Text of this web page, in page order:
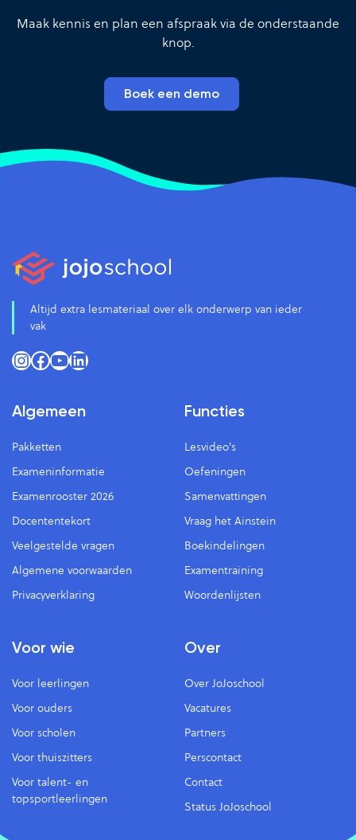
Maak kennis en plan een afspraak via de onderstaande
knop.
Boek een demo
Altijd extra lesmateriaal over elk onderwerp van ieder
vak
Instagram
Facebook
YouTube
LinkedIn
Algemeen
Pakketten
Exameninformatie
Examenrooster 2026
Docententekort
Veelgestelde vragen
Algemene voorwaarden
Privacyverklaring
Functies
Lesvideo's
Oefeningen
Samenvattingen
Vraag het Ainstein
Boekindelingen
Examentraining
Woordenlijsten
Voor wie
Voor leerlingen
Voor ouders
Voor scholen
Voor thuiszitters
Voor talent- en
topsportleerlingen
Over
Over JoJoschool
Vacatures
Partners
Perscontact
Contact
Status JoJoschool